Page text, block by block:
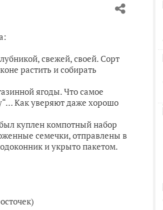
свежей, своей. Сорт
растить и собирать
ягоды. Что самое
Как уверяют даже хорошо
куплен компотный набор
семечки, отправлены в
и укрыто пакетом.